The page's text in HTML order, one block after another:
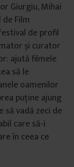
Giurgiu, Mihai
Film
de profil
și curator
ajută filmele
să le
oamenilor
puține ajung
să vadă zeci de
care să-i
în ceea ce